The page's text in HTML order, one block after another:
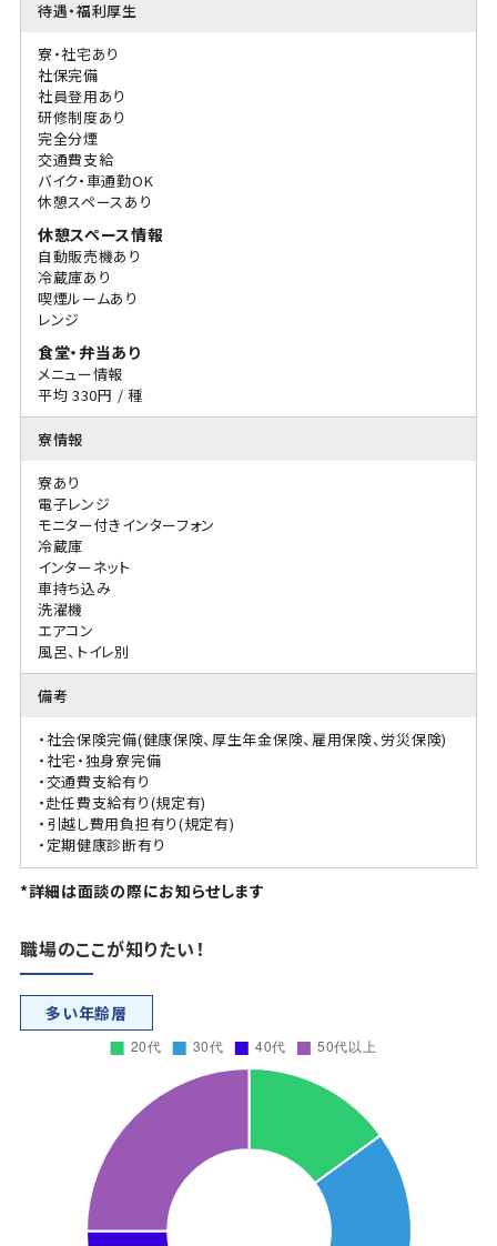
待遇・福利厚生
寮・社宅あり
社保完備
社員登用あり
研修制度あり
完全分煙
交通費支給
バイク・車通勤OK
休憩スペースあり
休憩スペース情報
自動販売機あり
冷蔵庫あり
喫煙ルームあり
レンジ
食堂・弁当あり
メニュー情報
平均 330円 / 種
寮情報
寮あり
電子レンジ
モニター付きインターフォン
冷蔵庫
インターネット
車持ち込み
洗濯機
エアコン
風呂、トイレ別
備考
・社会保険完備(健康保険、厚生年金保険、雇用保険、労災保険)
・社宅・独身寮完備
・交通費支給有り
・赴任費支給有り(規定有)
・引越し費用負担有り(規定有)
・定期健康診断有り
*詳細は面談の際にお知らせします
職場のここが知りたい！
多い年齢層